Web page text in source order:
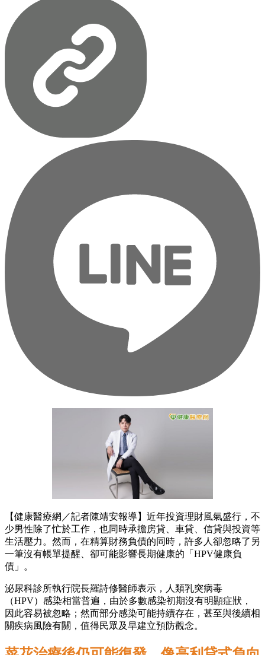
【健康醫療網／記者陳靖安報導】近年投資理財風氣盛行，不
少男性除了忙於工作，也同時承擔房貸、車貸、信貸與投資等
生活壓力。然而，在精算財務負債的同時，許多人卻忽略了另
一筆沒有帳單提醒、卻可能影響長期健康的「HPV健康負
債」。
泌尿科診所執行院長羅詩修醫師表示，人類乳突病毒
（HPV）感染相當普遍，由於多數感染初期沒有明顯症狀，
因此容易被忽略；然而部分感染可能持續存在，甚至與後續相
關疾病風險有關，值得民眾及早建立預防觀念。